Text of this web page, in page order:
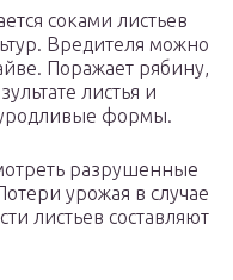
соками листьев
Вредителя можно
Поражает рябину,
листья и
формы.
разрушенные
урожая в случае
листьев составляют